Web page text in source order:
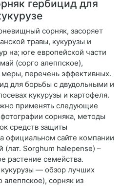
гербицид для
сорняк, засоряет
травы, кукурузы и
на; юге европейской части
(сорго алеппское),
перечень эффективных.
для борьбы с двудольными и
кукурузы и картофеля.
применять следующие
сорняка, методы
средств защиты
официальном сайте компании
(лат. Sorghum halepense) –
растение семейства.
— обзор лучших
алеппское), сорняк из